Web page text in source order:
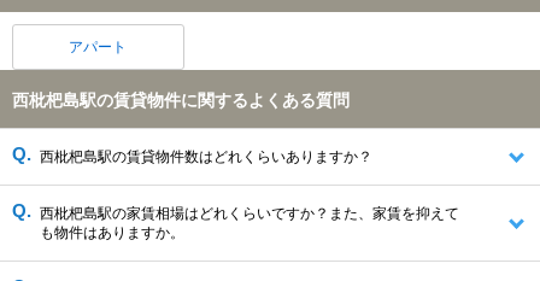
アパート
西枇杷島駅の賃貸物件に関するよくある質問
西枇杷島駅の賃貸物件数はどれくらいありますか？
西枇杷島駅の家賃相場はどれくらいですか？また、家賃を抑えて
も物件はありますか。